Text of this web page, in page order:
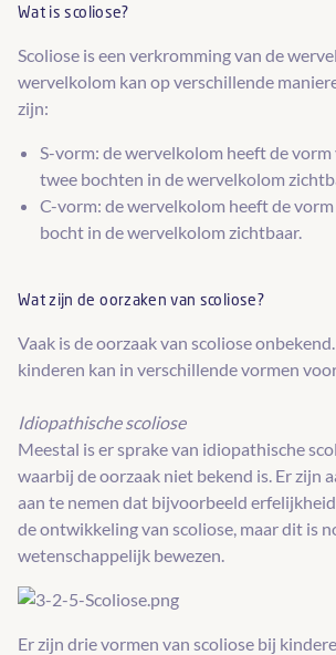
Wat is scoliose?
Scoliose is een verkromming van de
wervelkolom kan op verschillende
zijn:
S-vorm: de wervelkolom heeft de vorm
twee bochten in de wervelkolom
C-vorm: de wervelkolom heeft de vorm
bocht in de wervelkolom zichtbaar.
Wat zijn de oorzaken van scoliose?
Vaak is de oorzaak van scoliose
kinderen kan in verschillende vormen
Idiopathische scoliose
Meestal is er sprake van idiopathische
waarbij de oorzaak niet bekend is. Er zijn
aan te nemen dat bijvoorbeeld
de ontwikkeling van scoliose, maar dit is
wetenschappelijk bewezen.
Er zijn drie vormen van scoliose bij